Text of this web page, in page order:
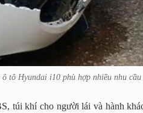
tô Hyundai i10 phù hợp nhiều nhu cầu
túi khí cho người lái và hành